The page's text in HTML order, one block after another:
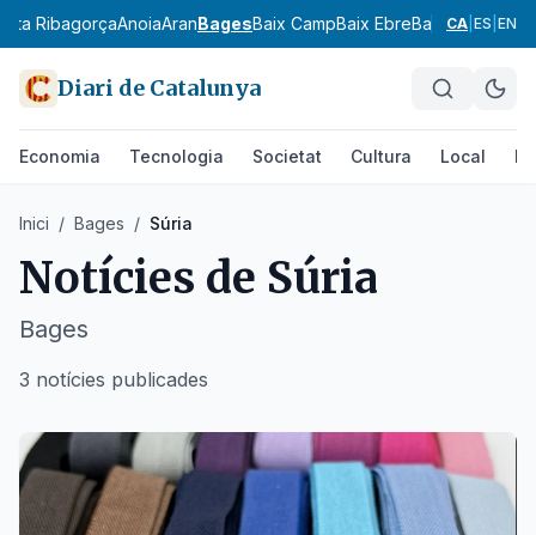
Alta RibagorçaAnoiaAranBagesBaix CampBaix EbreBaix Empordà
CA ES EN
Diari de Catalunya
Economia Tecnologia Societat Cultura Local
Inici / Bages / Súria
Notícies de Súria
Bages
3 notícies publicades